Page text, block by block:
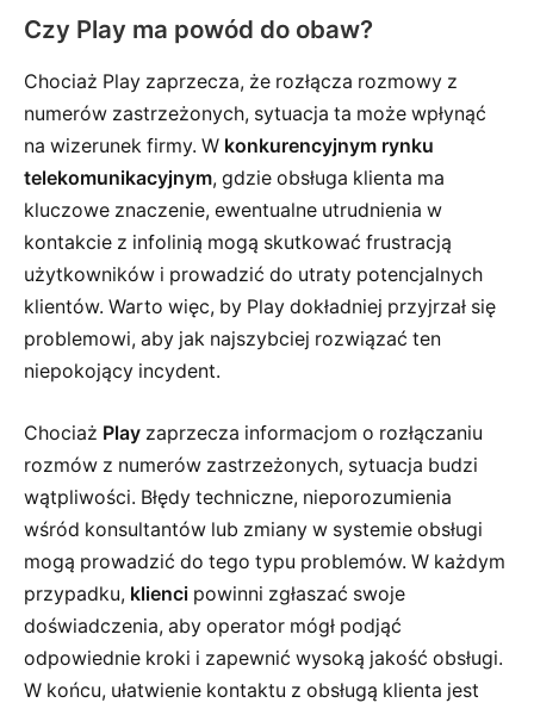
Czy Play ma powód do obaw?
Chociaż Play zaprzecza, że rozłącza rozmowy z
numerów zastrzeżonych, sytuacja ta może wpłynąć
na wizerunek firmy. W konkurencyjnym rynku
telekomunikacyjnym, gdzie obsługa klienta ma
kluczowe znaczenie, ewentualne utrudnienia w
kontakcie z infolinią mogą skutkować frustracją
użytkowników i prowadzić do utraty potencjalnych
klientów. Warto więc, by Play dokładniej przyjrzał się
problemowi, aby jak najszybciej rozwiązać ten
niepokojący incydent.
Chociaż Play zaprzecza informacjom o rozłączaniu
rozmów z numerów zastrzeżonych, sytuacja budzi
wątpliwości. Błędy techniczne, nieporozumienia
wśród konsultantów lub zmiany w systemie obsługi
mogą prowadzić do tego typu problemów. W każdym
przypadku, klienci powinni zgłaszać swoje
doświadczenia, aby operator mógł podjąć
odpowiednie kroki i zapewnić wysoką jakość obsługi.
W końcu, ułatwienie kontaktu z obsługą klienta jest